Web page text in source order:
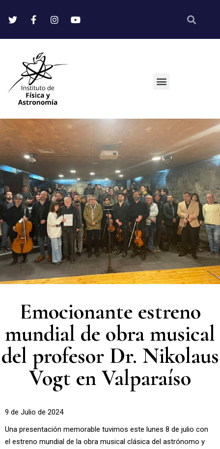
Emocionante estreno
mundial de obra musical
del profesor Dr. Nikolaus
Vogt en Valparaíso
9 de Julio de 2024
Una presentación memorable tuvimos este lunes 8 de julio con
el estreno mundial de la obra musical clásica del astrónomo y